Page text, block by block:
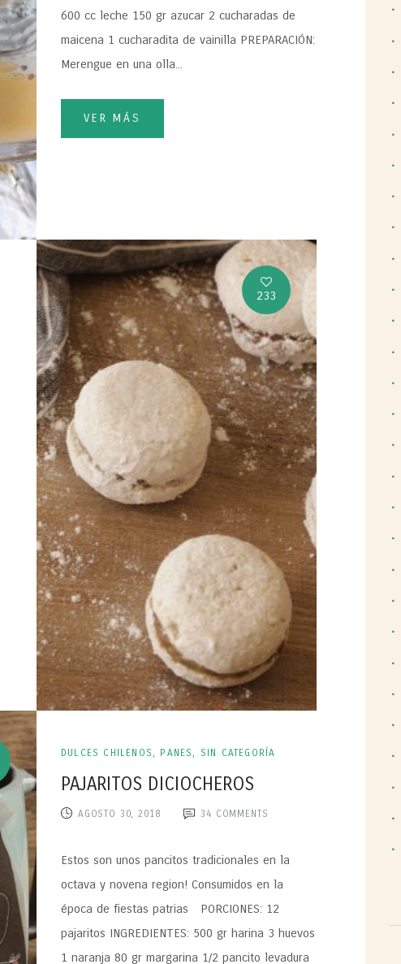
600 cc leche 150 gr azucar 2 cucharadas de
maicena 1 cucharadita de vainilla PREPARACIÓN:
Merengue en una olla...
VER MÁS
233
DULCES CHILENOS , PANES , SIN CATEGORÍA
PAJARITOS DICIOCHEROS
AGOSTO 30, 2018 34 COMMENTS
Estos son unos pancitos tradicionales en la
octava y novena region! Consumidos en la
época de fiestas patrias PORCIONES: 12
pajaritos INGREDIENTES: 500 gr harina 3 huevos
1 naranja 80 gr margarina 1/2 pancito levadura